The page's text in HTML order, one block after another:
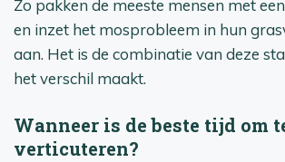
Zo pakken de meeste mensen met
en inzet het mosprobleem in hun
aan. Het is de combinatie van deze
het verschil maakt.
Wanneer is de beste tijd om
verticuteren?